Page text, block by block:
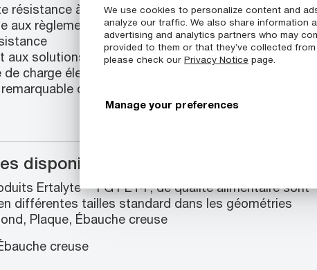
We use cookies to personalize content and
analyze our traffic. We also share information
advertising and analytics partners who may
provided to them or that they’ve collected
please check our Privacy Notice page.
Manage your preferences
résistance à l’usure et faible coefficient de
aux règlements UE 10/2011 et FDA 21 CFR §
aux solutions modérément acides
charge élevée
des caractéristiques mécaniques jusqu’à
disponibles
Ertalyte™ FG PET-P, de qualité alimentaire sont
différentes tailles standard dans les géométries
Plaque, Ébauche creuse
creuse